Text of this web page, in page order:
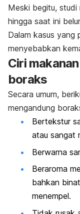
Meski begitu, studi
hingga saat ini
Dalam kasus yang
menyebabkan
Ciri
boraks
Secara umum,
mengandung
Bertekstur
atau sangat
Berwarna
Beraroma
bahkan
menempel.